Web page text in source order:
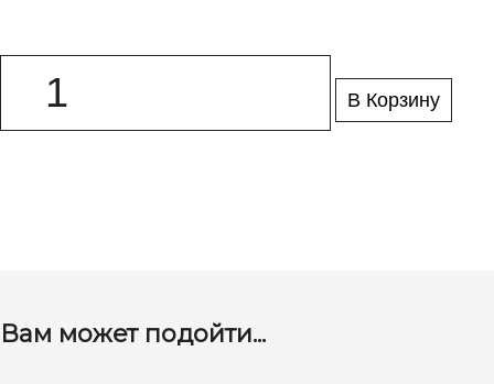
В Корзину
Вам может подойти...